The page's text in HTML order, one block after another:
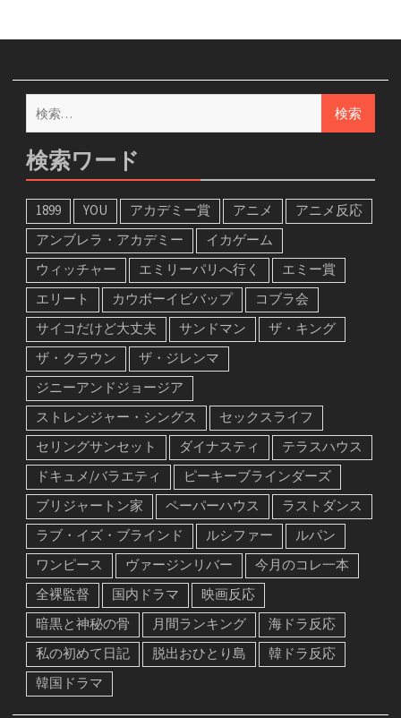
索:
検索ワード
1899 YOU アカデミー賞 アニメ
アンブレラ・アカデミー
イカゲーム
ウィッチャー
エミリーパリへ行く
エミー賞
エリート
カウボーイビバップ
コブラ会
サイコだけど大丈夫
サンドマン
ザ・クラウン
ザ・ジレンマ
ジニーアンドジョージア
ストレンジャー・シングス
セックスライフ
セリングサンセット
ダイナスティ
テラスハウス
ドキュメ/バラエティ
ピーキーブラインダーズ
ブリジャートン家
ペーパーハウス
ラストダンス
ラブ・イズ・ブラインド
ルシファー
ルパン
ワンピース
ヴァージンリバー
今月のコレ一本
全裸監督
国内ドラマ
映画反応
暗黒と神秘の骨
月間ランキング
海ドラ反応
私の初めて日記